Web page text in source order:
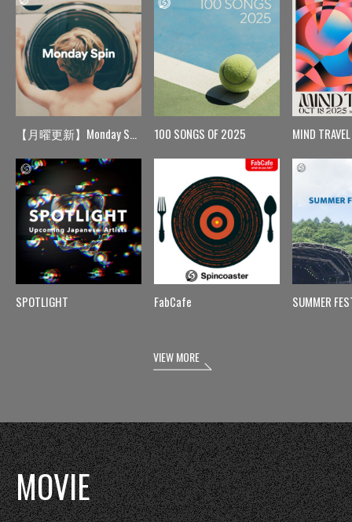
【月曜更新】Monday Spin
SPOTLIGHT
100 SONGS OF 2025
FabCafe
MIND TRAVEL
SUMMER
VIEW MORE
MOVIE